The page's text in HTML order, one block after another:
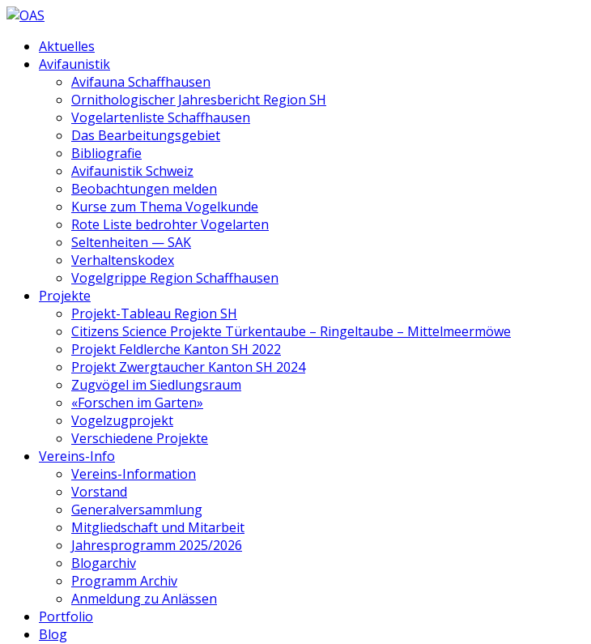
Aktuelles
Avifaunistik
Avifauna Schaffhausen
Ornithologischer Jahresbericht Region SH
Vogelartenliste Schaffhausen
Das Bearbeitungsgebiet
Bibliografie
Avifaunistik Schweiz
Beobachtungen melden
Kurse zum Thema Vogelkunde
Rote Liste bedrohter Vogelarten
Seltenheiten — SAK
Verhaltenskodex
Vogelgrippe Region Schaffhausen
Projekte
Projekt-Tableau Region SH
Citizens Science Projekte Türkentaube – Ringeltaube – Mittelmeermöwe
Projekt Feldlerche Kanton SH 2022
Projekt Zwergtaucher Kanton SH 2024
Zugvögel im Siedlungsraum
«Forschen im Garten»
Vogelzugprojekt
Verschiedene Projekte
Vereins-Info
Vereins-Information
Vorstand
Generalversammlung
Mitgliedschaft und Mitarbeit
Jahresprogramm 2025/2026
Blogarchiv
Programm Archiv
Anmeldung zu Anlässen
Portfolio
Blog